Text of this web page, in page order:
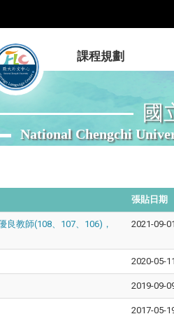
國
National Chengchi
課程規劃
張貼日期
教師(108、107、106)，
2021-09-01
2020-05-11
2019-09-
2017-05-